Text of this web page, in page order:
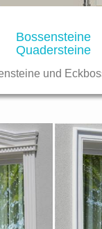
Bossensteine
Quadersteine
und